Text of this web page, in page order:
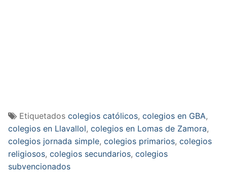
Etiquetados colegios católicos, colegios en GBA,
colegios en Llavallol, colegios en Lomas de Zamora,
colegios jornada simple, colegios primarios, colegios
religiosos, colegios secundarios, colegios
subvencionados